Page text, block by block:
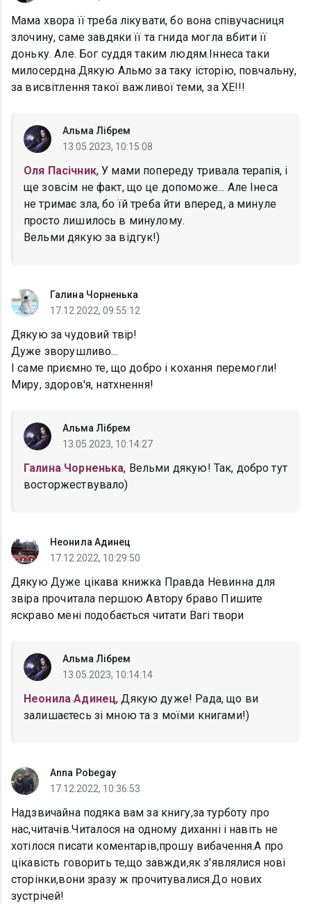
Мама хвора її треба лікувати, бо вона співучасниця
злочину, саме завдяки її та гнида могла вбити її
доньку. Але. Бог суддя таким людям.Іннеса таки
милосердна.Дякую Альмо за таку історію, повчальну,
за висвітлення такої важливої теми, за ХЕ!!!
Альма Лібрем
13.05.2023, 10:15:08
Оля Пасічник, У мами попереду тривала терапія, і
ще зовсім не факт, що це допоможе... Але Інеса
не тримає зла, бо їй треба йти вперед, а минуле
просто лишилось в минулому.
Вельми дякую за відгук!)
Галина Чорненька
17.12.2022, 09:55:12
Дякую за чудовий твір!
Дуже зворушливо...
І саме приємно те, що добро і кохання перемогли!
Миру, здоров'я, натхнення!
Альма Лібрем
13.05.2023, 10:14:27
Галина Чорненька, Вельми дякую! Так, добро тут
восторжествувало)
Неонила Адинец
17.12.2022, 10:29:50
Дякую Дуже цікава книжка Правда Невинна для
звіра прочитала першою Автору браво Пишите
яскраво мені подобається читати Вагі твори
Альма Лібрем
13.05.2023, 10:14:14
Неонила Адинец, Дякую дуже! Рада, що ви
залишаєтесь зі мною та з моїми книгами!)
Anna Pobegay
17.12.2022, 10:36:53
Надзвичайна подяка вам за книгу,за турботу про
нас,читачів.Читалося на одному диханні і навіть не
хотілося писати коментарів,прошу вибачення.А про
цікавість говорить те,що завжди,як з'являлися нові
сторінки,вони зразу ж прочитувалися.До нових
зустрічей!